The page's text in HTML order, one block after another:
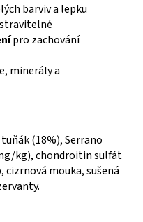
barviv a lepku
pro zachování
minerály a
(18%), Serrano
kg), chondroitin sulfát
mouka, sušená